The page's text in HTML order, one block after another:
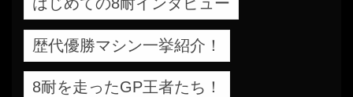
歴代優勝マシン一挙紹介！
8耐を走ったGP王者たち！